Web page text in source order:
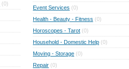
(0)
Event Services (0)
Health - Beauty - Fitness (0)
Horoscopes - Tarot (0)
Household - Domestic Help (0)
Moving - Storage (0)
Repair (0)